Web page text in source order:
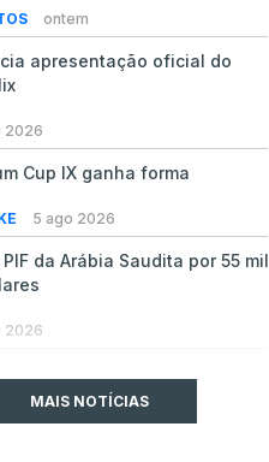
ontem
apresentação oficial do
2026
Cup IX ganha forma
5 ago 2026
da Arábia Saudita por 55 mil
2026
MAIS NOTÍCIAS